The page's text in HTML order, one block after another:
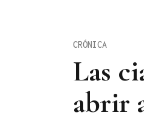
Las
abrir
CRÓNICA